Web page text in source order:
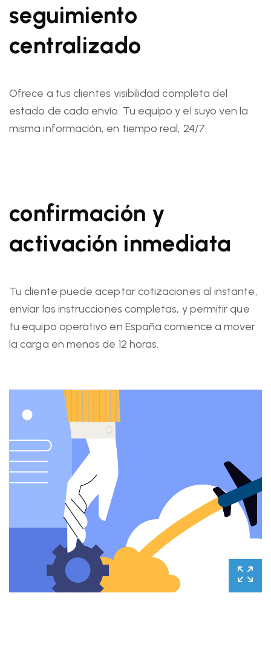
seguimiento
centralizado
Ofrece a tus clientes visibilidad completa del
estado de cada envío. Tu equipo y el suyo ven la
misma información, en tiempo real, 24/7.
confirmación y
activación inmediata
Tu cliente puede aceptar cotizaciones al instante,
enviar las instrucciones completas, y permitir que
tu equipo operativo en España comience a mover
la carga en menos de 12 horas.